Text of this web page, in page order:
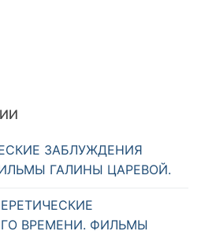
ЗАБЛУЖДЕНИЯ
ГАЛИНЫ ЦАРЕВОЙ.
ЕРЕТИЧЕСКИЕ
ВРЕМЕНИ. ФИЛЬМЫ